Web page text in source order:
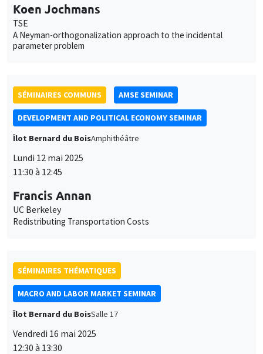
Koen Jochmans
TSE
A Neyman-orthogonalization approach to the incidental
parameter problem
SÉMINAIRES COMMUNS AMSE SEMINAR
DEVELOPMENT AND POLITICAL ECONOMY SEMINAR
Îlot Bernard du BoisAmphithéâtre
Lundi 12 mai 2025
11:30 à 12:45
Francis Annan
UC Berkeley
Redistributing Transportation Costs
SÉMINAIRES THÉMATIQUES
MACRO AND LABOR MARKET SEMINAR
Îlot Bernard du BoisSalle 17
Vendredi 16 mai 2025
12:30 à 13:30